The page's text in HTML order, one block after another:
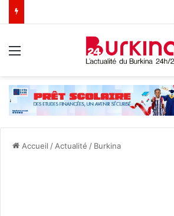
Accueil / Actualité / Burkina